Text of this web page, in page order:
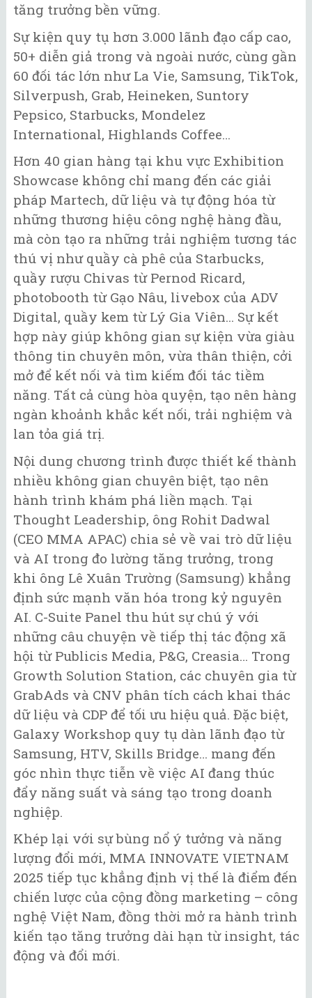
tăng trưởng bền vững.
Sự kiện quy tụ hơn 3.000 lãnh đạo cấp cao,
50+ diễn giả trong và ngoài nước, cùng gần
60 đối tác lớn như La Vie, Samsung, TikTok,
Silverpush, Grab, Heineken, Suntory
Pepsico, Starbucks, Mondelez
International, Highlands Coffee…
Hơn 40 gian hàng tại khu vực Exhibition
Showcase không chỉ mang đến các giải
pháp Martech, dữ liệu và tự động hóa từ
những thương hiệu công nghệ hàng đầu,
mà còn tạo ra những trải nghiệm tương tác
thú vị như quầy cà phê của Starbucks,
quầy rượu Chivas từ Pernod Ricard,
photobooth từ Gạo Nâu, livebox của ADV
Digital, quầy kem từ Lý Gia Viên... Sự kết
hợp này giúp không gian sự kiện vừa giàu
thông tin chuyên môn, vừa thân thiện, cởi
mở để kết nối và tìm kiếm đối tác tiềm
năng. Tất cả cùng hòa quyện, tạo nên hàng
ngàn khoảnh khắc kết nối, trải nghiệm và
lan tỏa giá trị.
Nội dung chương trình được thiết kế thành
nhiều không gian chuyên biệt, tạo nên
hành trình khám phá liền mạch. Tại
Thought Leadership, ông Rohit Dadwal
(CEO MMA APAC) chia sẻ về vai trò dữ liệu
và AI trong đo lường tăng trưởng, trong
khi ông Lê Xuân Trường (Samsung) khẳng
định sức mạnh văn hóa trong kỷ nguyên
AI. C-Suite Panel thu hút sự chú ý với
những câu chuyện về tiếp thị tác động xã
hội từ Publicis Media, P&G, Creasia… Trong
Growth Solution Station, các chuyên gia từ
GrabAds và CNV phân tích cách khai thác
dữ liệu và CDP để tối ưu hiệu quả. Đặc biệt,
Galaxy Workshop quy tụ dàn lãnh đạo từ
Samsung, HTV, Skills Bridge… mang đến
góc nhìn thực tiễn về việc AI đang thúc
đẩy năng suất và sáng tạo trong doanh
nghiệp.
Khép lại với sự bùng nổ ý tưởng và năng
lượng đổi mới, MMA INNOVATE VIETNAM
2025 tiếp tục khẳng định vị thế là điểm đến
chiến lược của cộng đồng marketing – công
nghệ Việt Nam, đồng thời mở ra hành trình
kiến tạo tăng trưởng dài hạn từ insight, tác
động và đổi mới.